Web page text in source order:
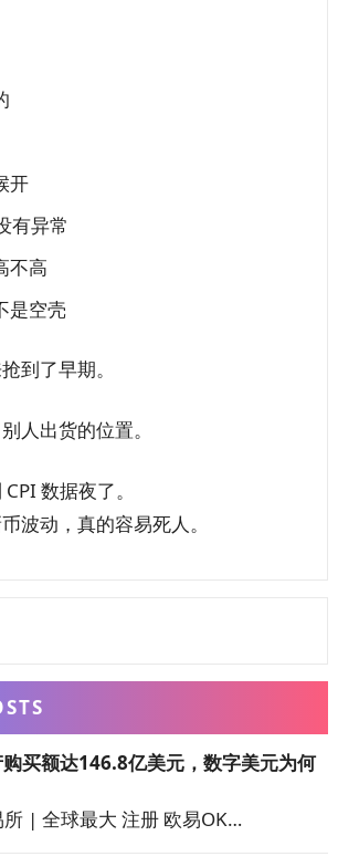
开
有异常
不高
是空壳
到了早期。
人出货的位置。
数据夜了。
波动，真的容易死人。
买额达146.8亿美元，数字美元为何
| 全球最大 注册 欧易OK…